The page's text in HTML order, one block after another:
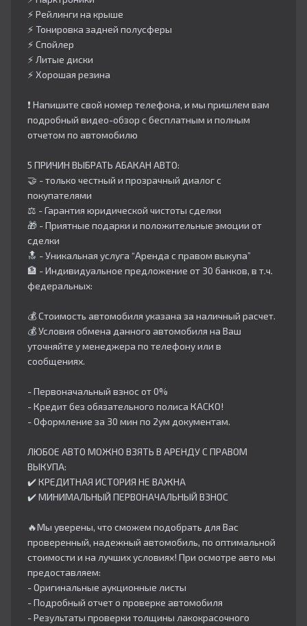
⚡️ Рейлинги на крыше
⚡️ Тонировка задней полусферы
⚡️ Спойлер
⚡️ Литые диски
⚡️ Хорошая резина
❗️ Напишите свой номер телефона, и мы пришлем вам
подробный видео-обзор с бесплатным и полным
отчетом по автомобилю
5 ПРИЧИН ВЫБРАТЬ АБАКАН АВТО:
🤝 - только честный и прозрачный диалог с
покупателями
⚖️ - Гарантия юридической чистоты сделки
🎁 - Приятные подарки и положительные эмоции от
сделки
🔝 - Уникальная услуга “Аренда с правом выкупа”
🏦 - Индивидуальное предложение от 30 банков, в т.ч.
федеральных:
💰 Стоимость автомобиля указана за наличный расчет.
💰 Условия обмена данного автомобиля на Ваш
уточняйте у менеджера по телефону или в
сообщениях.
- Первоначальный взнос от 0%
- Кредит без обязательного полиса КАСКО!
- Оформление за 30 мин по 2ум документам.
ЛЮБОЕ АВТО МОЖНО ВЗЯТЬ В АРЕНДУ С ПРАВОМ
ВЫКУПА:
✔️ КРЕДИТНАЯ ИСТОРИЯ НЕ ВАЖНА
✔️ МИНИМАЛЬНЫЙ ПЕРВОНАЧАЛЬНЫЙ ВЗНОС
🔥Мы уверены, что сможем подобрать для Вас
проверенный, надежный автомобиль, по оптимальной
стоимости и на лучших условиях! При осмотре авто мы
предоставляем:
- Оригинальные аукционные листы
- Подробный отчет о проверке автомобиля
- Результаты проверки толщины лакокрасочного